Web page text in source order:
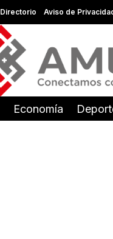
Directorio Aviso de
Economía